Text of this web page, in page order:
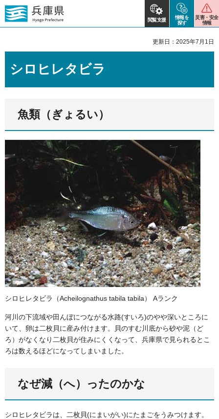
閲覧支援
情報を
探す
災害・安全
情報
更新日：2025年7月1日
シロヒレタビラ
魚類（ぎょるい）
シロヒレタビラ（Acheilognathus tabila tabila） Aランク
河川の下流域や田んぼにつながる水路(すいろ)のやや深いところに
いて、卵は二枚貝に産み付けます。貝のすむ川底から砂や泥（ど
ろ）がなくなり二枚貝が住みにくくなって、兵庫県で見られるとこ
ろは数えるほどになってしまいました。
なぜ減（へ）ったのかな
シロヒレタビラは、二枚貝(にまいがい)にたまごをうみつけます。